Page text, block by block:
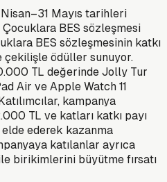
Mayıs tarihleri
BES sözleşmesi
BES sözleşmesinin katkı
çekilişle ödüller sunuyor.
TL değerinde Jolly Tur
Air ve Apple Watch 11
kampanya
TL ve katları katkı payı
ederek kazanma
katılanlar ayrıca
birikimlerini büyütme fırsatı